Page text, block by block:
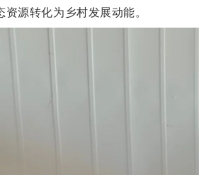
资源转化为乡村发展动能。